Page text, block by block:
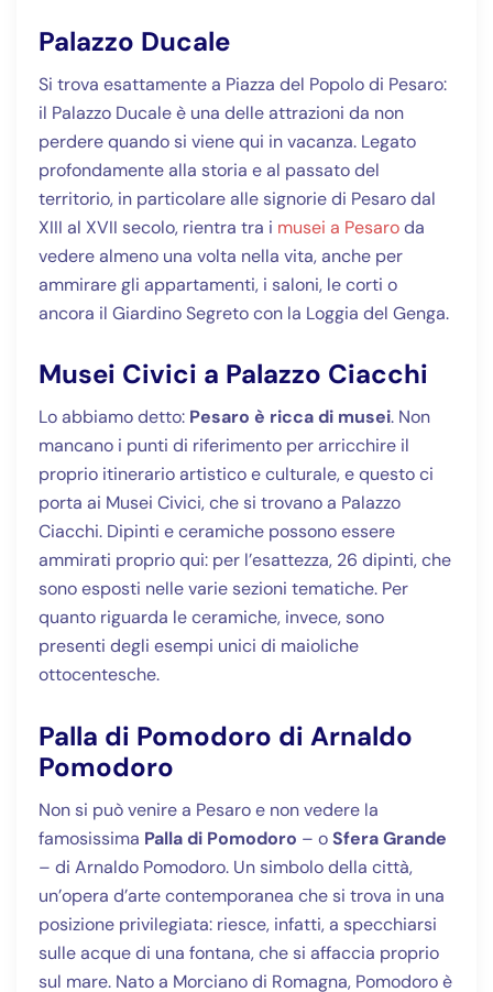
Palazzo Ducale
Si trova esattamente a Piazza del Popolo di Pesaro:
il Palazzo Ducale è una delle attrazioni da non
perdere quando si viene qui in vacanza. Legato
profondamente alla storia e al passato del
territorio, in particolare alle signorie di Pesaro dal
XIII al XVII secolo, rientra tra i musei a Pesaroda
vedere almeno una volta nella vita, anche per
ammirare gli appartamenti, i saloni, le corti o
ancora il Giardino Segreto con la Loggia del Genga.
Musei Civici a Palazzo Ciacchi
Lo abbiamo detto: Pesaro è ricca di musei. Non
mancano i punti di riferimento per arricchire il
proprio itinerario artistico e culturale, e questo ci
porta ai Musei Civici, che si trovano a Palazzo
Ciacchi. Dipinti e ceramiche possono essere
ammirati proprio qui: per l’esattezza, 26 dipinti, che
sono esposti nelle varie sezioni tematiche. Per
quanto riguarda le ceramiche, invece, sono
presenti degli esempi unici di maioliche
ottocentesche.
Palla di Pomodoro di Arnaldo
Pomodoro
Non si può venire a Pesaro e non vedere la
famosissima Palla di Pomodoro – oSfera Grande
– di Arnaldo Pomodoro. Un simbolo della città,
un’opera d’arte contemporanea che si trova in una
posizione privilegiata: riesce, infatti, a specchiarsi
sulle acque di una fontana, che si affaccia proprio
sul mare. Nato a Morciano di Romagna, Pomodoro è